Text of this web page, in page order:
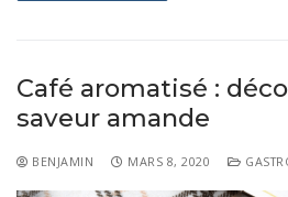
Café aromatisé :
saveur amande
BENJAMIN MARS 8, 2020